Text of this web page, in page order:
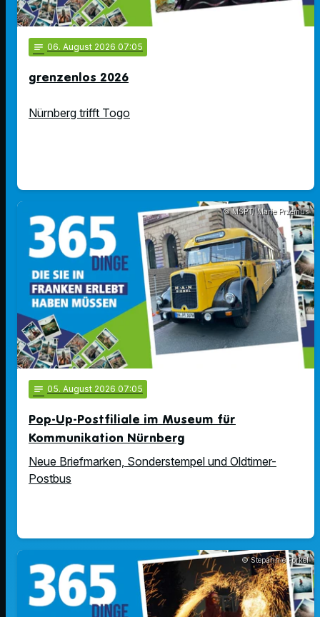
notes 06. August 2026 07:05
grenzenlos 2026
Nürnberg trifft Togo
© MSPT/ Marie Przemus
notes 05. August 2026 07:05
Pop-Up-Postfiliale im Museum für
Kommunikation Nürnberg
Neue Briefmarken, Sonderstempel und Oldtimer-
Postbus
© Stepahnie Forkel